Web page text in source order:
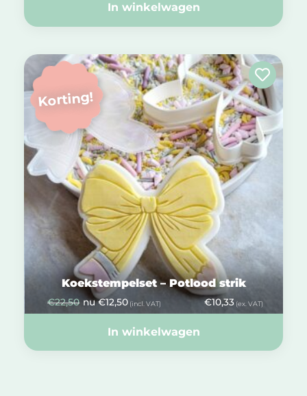
In winkelwagen
Korting!
Koekstempelset – Potlood strik
€22,50 nu €12,50 (incl. VAT) €10,33(ex. VAT)
In winkelwagen